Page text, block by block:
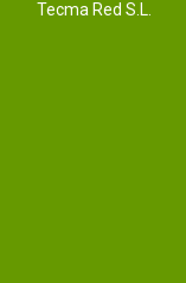
Tecma Red S.L.